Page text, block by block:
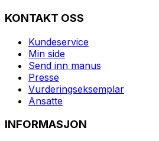
KONTAKT OSS
Kundeservice
Min side
Send inn manus
Presse
Vurderingseksemplar
Ansatte
INFORMASJON